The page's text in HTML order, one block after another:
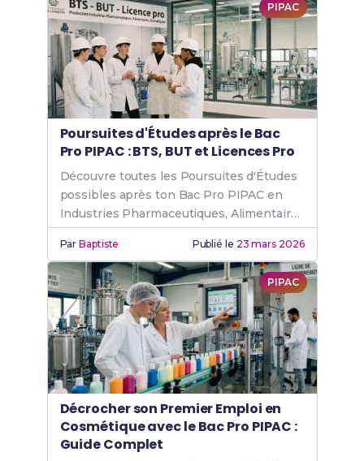
PIPAC
Poursuites d'Études après le Bac
Pro PIPAC : BTS, BUT et Licences Pro
Découvre toutes les Poursuites d'Études
possibles après ton Bac Pro PIPAC en
Industries Pharmaceutiques, Alimentaires
et Cosmétiques.
ParBaptiste Publié le 23 mars 2026
PIPAC
Décrocher son Premier Emploi en
Cosmétique avec le Bac Pro PIPAC :
Guide Complet